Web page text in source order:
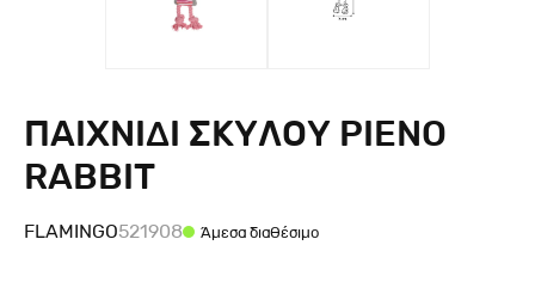
ΠΑΙΧΝΙΔΙ ΣΚΥΛΟΥ PIENO
RABBIT
FLAMINGO521908 Άμεσα διαθέσιμο